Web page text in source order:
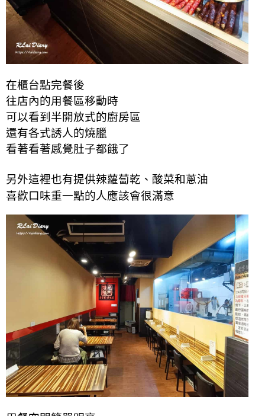
在櫃台點完餐後
往店內的用餐區移動時
可以看到半開放式的廚房區
還有各式誘人的燒臘
看著看著感覺肚子都餓了
另外這裡也有提供辣蘿蔔乾 、 酸菜和蔥油
喜歡口味重一點的人應該會很滿意